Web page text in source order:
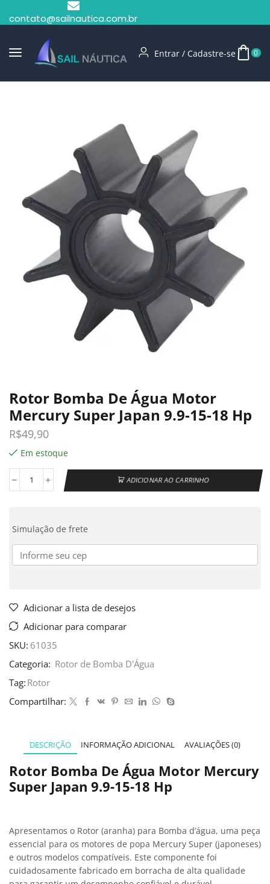
contato@sailnautica.com.br
Entrar / Cadastre-se 0
Rotor Bomba De Água Motor
Mercury Super Japan 9.9-15-18 Hp
R$49,90
Em estoque
ADICIONAR AO CARRINHO
Simulação de frete
Adicionar a lista de desejos
Adicionar para comparar
SKU: 61035
Categoria: Rotor de Bomba D'Água
Tag: Rotor
Compartilhar:
DESCRIÇÃO INFORMAÇÃO ADICIONAL AVALIAÇÕES (0)
Rotor Bomba De Água Motor Mercury
Super Japan 9.9-15-18 Hp
Apresentamos o Rotor (aranha) para Bomba d’água, uma peça
essencial para os motores de popa Mercury Super (japoneses)
e outros modelos compatíveis. Este componente foi
cuidadosamente fabricado em borracha de alta qualidade